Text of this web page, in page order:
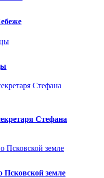
Стефана
земле